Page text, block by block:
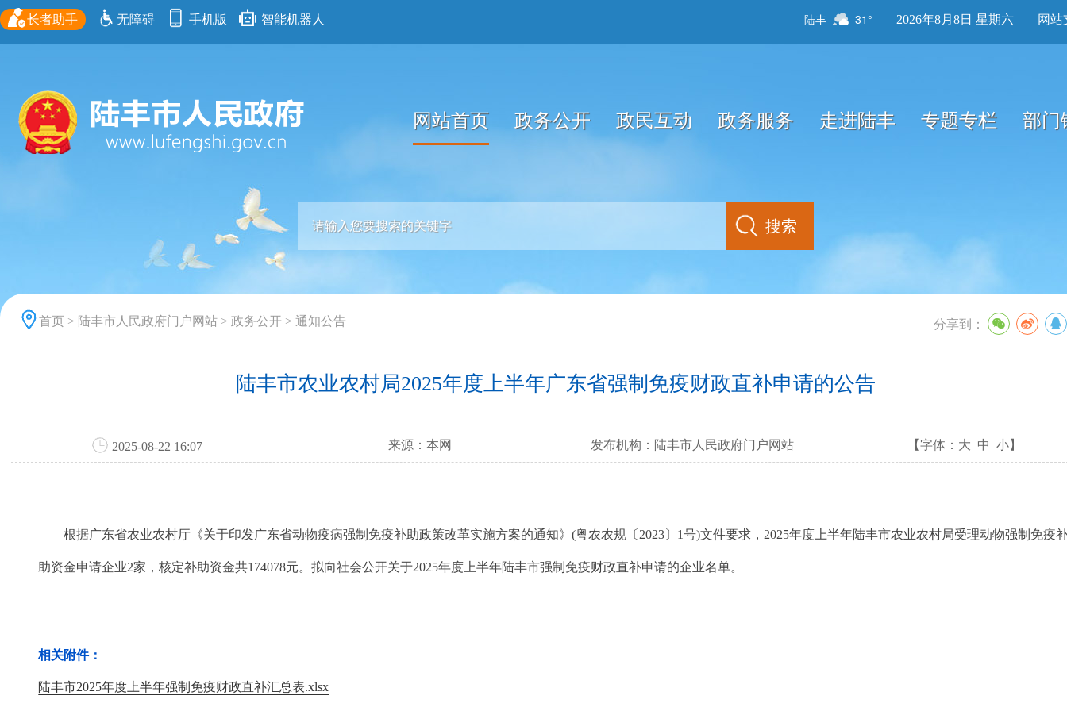
长者助手 无障碍 手机版 智能机器人 陆丰 31° 2026年8月8日 星期六 网站
网站首页 政务公开 政民互动 政务服务 走进陆丰 专题专栏 部门
首页 > 陆丰市人民政府门户网站 > 政务公开 > 通知公告 分享到：
陆丰市农业农村局2025年度上半年广东省强制免疫财政直补申请的公告
2025-08-22 16:07 来源： 本网 发布机构： 陆丰市人民政府门户网站 【字体： 大 中 小】
根据广东省农业农村厅《关于印发广东省动物疫病强制免疫补助政策改革实施方案的通知》(粤农农规〔2023〕1号)文件要求，2025年度上半年陆丰市农业农村局受理动物强制免疫
助资金申请企业2家，核定补助资金共174078元。拟向社会公开关于2025年度上半年陆丰市强制免疫财政直补申请的企业名单。
相关附件：
陆丰市2025年度上半年强制免疫财政直补汇总表.xlsx